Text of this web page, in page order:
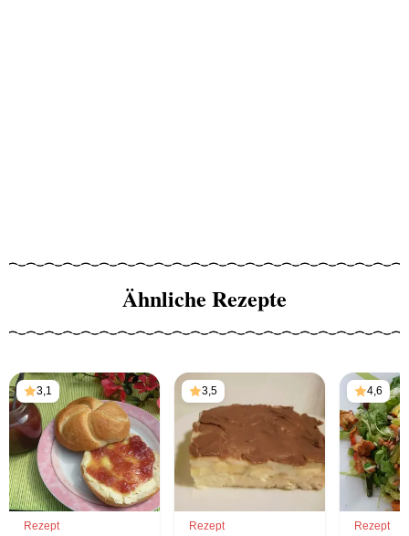
Ähnliche Rezepte
3,1
Rezept
3,5
Rezept
4,6
Rezept